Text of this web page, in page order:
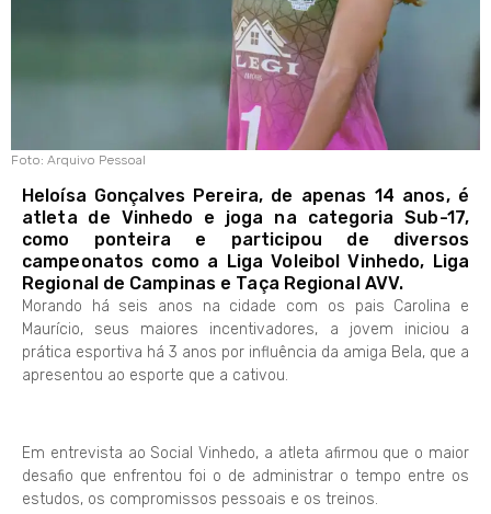
Foto: Arquivo Pessoal
Heloísa Gonçalves Pereira, de apenas 14 anos, é
atleta de Vinhedo e joga na categoria Sub-17,
como ponteira e participou de diversos
campeonatos como a Liga Voleibol Vinhedo, Liga
Regional de Campinas e Taça Regional AVV.
Morando há seis anos na cidade com os pais Carolina e
Maurício, seus maiores incentivadores, a jovem iniciou a
prática esportiva há 3 anos por influência da amiga Bela, que a
apresentou ao esporte que a cativou.
Em entrevista ao Social Vinhedo, a atleta afirmou que o maior
desafio que enfrentou foi o de administrar o tempo entre os
estudos, os compromissos pessoais e os treinos.